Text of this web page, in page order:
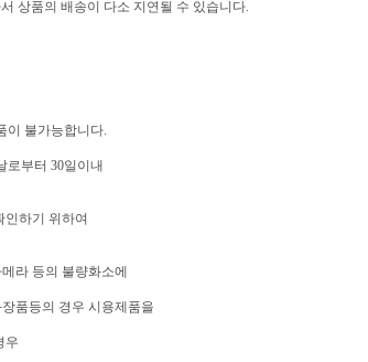
상품의 배송이 다소 지연될 수 있습니다.
이 불가능합니다.
로부터 30일이내
인하기 위하여
라 등의 불량화소에
품등의 경우 시용제품을
우